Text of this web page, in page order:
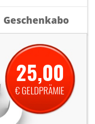
Geschenkabo
25,00
€ GELDPRÄMIE